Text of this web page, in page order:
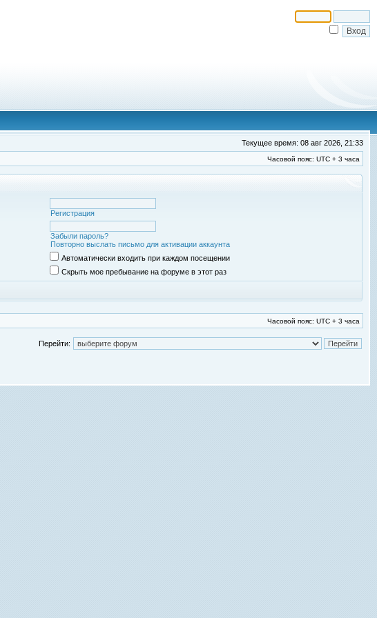
Текущее время: 08 авг 2026, 21:33
Часовой пояс: UTC + 3 часа
Регистрация
Забыли пароль?
Повторно выслать письмо для активации аккаунта
Автоматически входить при каждом посещении
Скрыть мое пребывание на форуме в этот раз
Часовой пояс: UTC + 3 часа
Перейти: